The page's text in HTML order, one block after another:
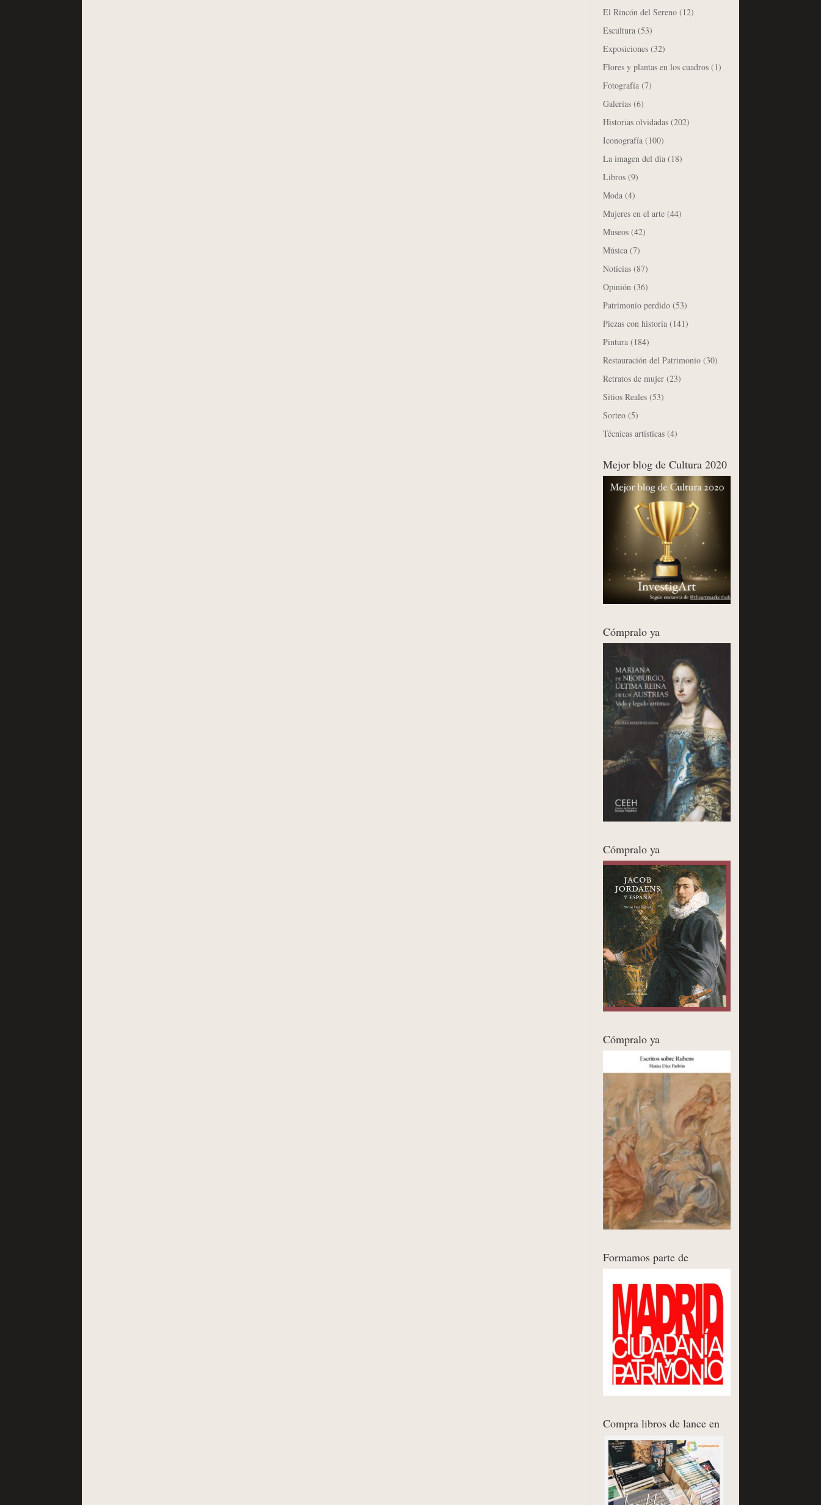
El Rincón del Sereno (12)
Escultura (53)
Exposiciones (32)
Flores y plantas en los cuadros (1)
Fotografía (7)
Galerías (6)
Historias olvidadas (202)
Iconografía (100)
La imagen del día (18)
Libros (9)
Moda (4)
Mujeres en el arte (44)
Museos (42)
Música (7)
Noticias (87)
Opinión (36)
Patrimonio perdido (53)
Piezas con historia (141)
Pintura (184)
Restauración del Patrimonio (30)
Retratos de mujer (23)
Sitios Reales (53)
Sorteo (5)
Técnicas artísticas (4)
Mejor blog de Cultura 2020
Cómpralo ya
Cómpralo ya
Cómpralo ya
Formamos parte de
Compra libros de lance en